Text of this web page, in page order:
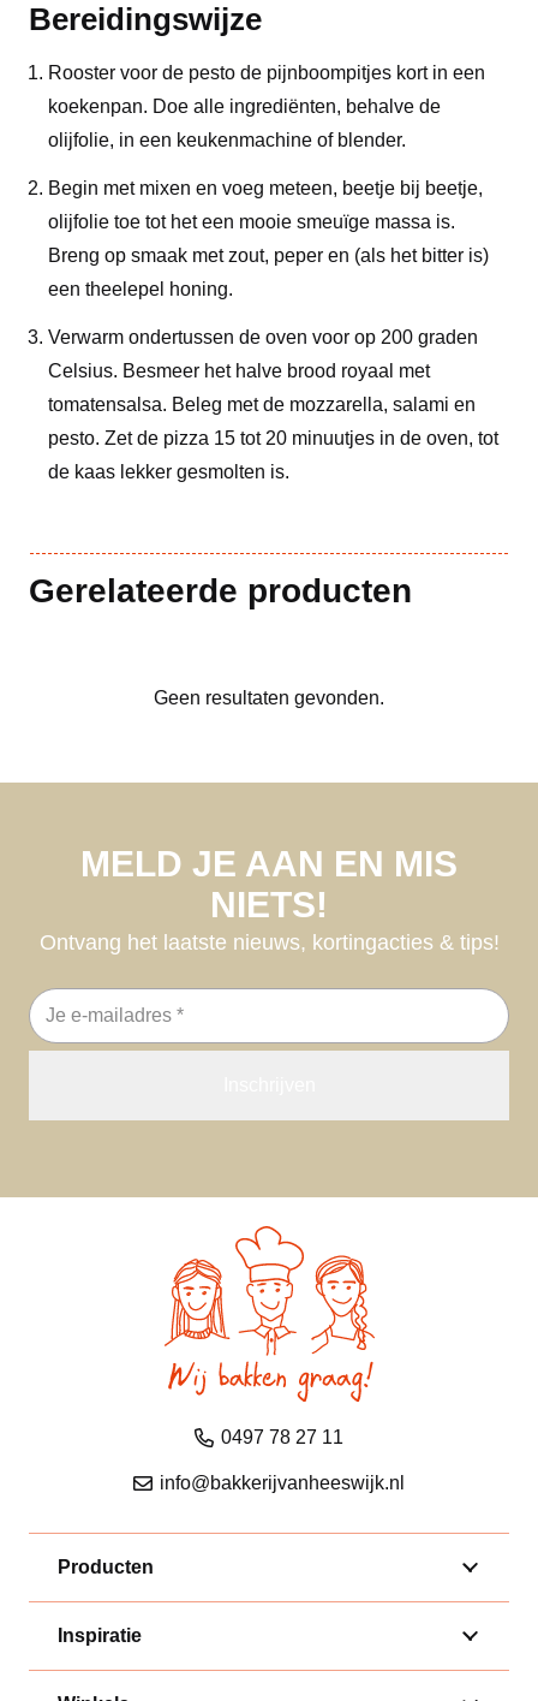
Bereidingswijze
Rooster voor de pesto de pijnboompitjes kort in een
koekenpan. Doe alle ingrediënten, behalve de
olijfolie, in een keukenmachine of blender.
Begin met mixen en voeg meteen, beetje bij beetje,
olijfolie toe tot het een mooie smeuïge massa is.
Breng op smaak met zout, peper en (als het bitter is)
een theelepel honing.
Verwarm ondertussen de oven voor op 200 graden
Celsius. Besmeer het halve brood royaal met
tomatensalsa. Beleg met de mozzarella, salami en
pesto. Zet de pizza 15 tot 20 minuutjes in de oven, tot
de kaas lekker gesmolten is.
Gerelateerde producten
Geen resultaten gevonden.
MELD JE AAN EN MIS
NIETS!
Ontvang het laatste nieuws, kortingacties & tips!
E-
mailadres
0497 78 27 11
info@bakkerijvanheeswijk.nl
Producten
Inspiratie